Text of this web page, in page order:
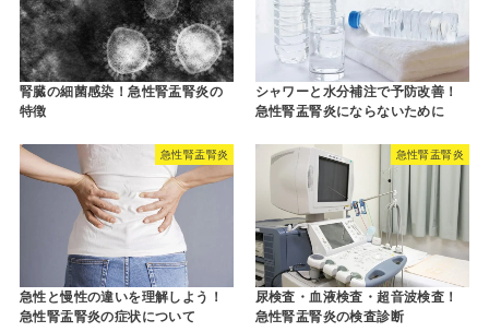
腎臓の細菌感染！急性腎盂腎炎の
特徴
シャワーと水分補注で予防改善！
急性腎盂腎炎にならないために
急性腎盂腎炎
急性と慢性の違いを理解しよう！
急性腎盂腎炎の症状について
急性腎盂腎炎
尿検査・血液検査・超音波検査！
急性腎盂腎炎の検査診断